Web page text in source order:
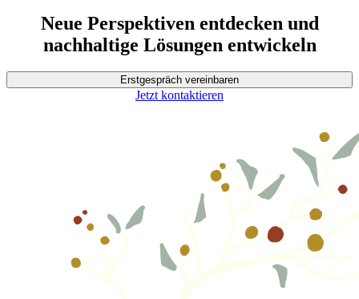
Neue Perspektiven entdecken und
nachhaltige Lösungen entwickeln
Erstgespräch vereinbaren
Jetzt kontaktieren